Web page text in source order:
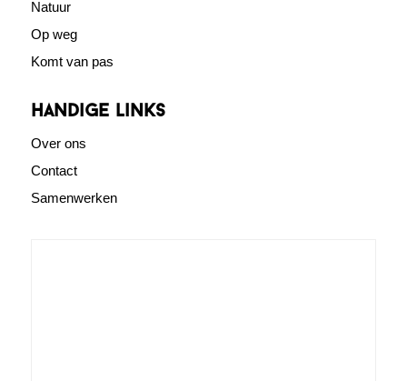
Natuur
Op weg
Komt van pas
Handige links
Over ons
Contact
Samenwerken